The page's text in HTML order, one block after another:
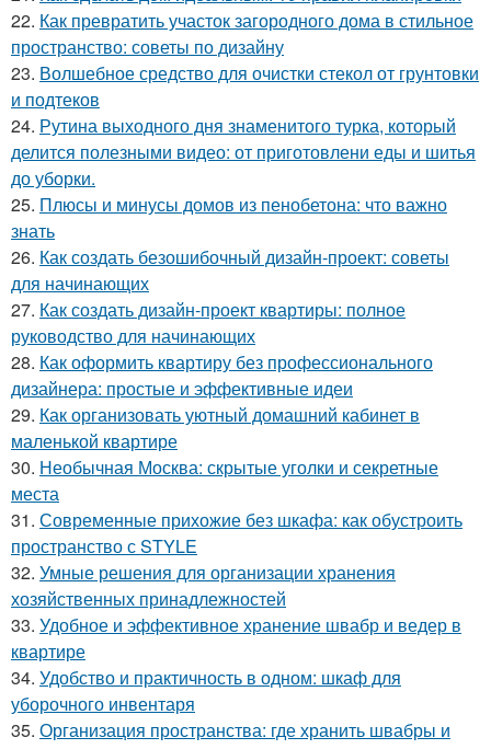
22. Как превратить участок загородного дома в стильное
пространство: советы по дизайну
23. Волшебное средство для очистки стекол от грунтовки
и подтеков
24. Рутина выходного дня знаменитого турка, который
делится полезными видео: от приготовлени еды и шитья
до уборки.
25. Плюсы и минусы домов из пенобетона: что важно
знать
26. Как создать безошибочный дизайн-проект: советы
для начинающих
27. Как создать дизайн-проект квартиры: полное
руководство для начинающих
28. Как оформить квартиру без профессионального
дизайнера: простые и эффективные идеи
29. Как организовать уютный домашний кабинет в
маленькой квартире
30. Необычная Москва: скрытые уголки и секретные
места
31. Современные прихожие без шкафа: как обустроить
пространство с STYLE
32. Умные решения для организации хранения
хозяйственных принадлежностей
33. Удобное и эффективное хранение швабр и ведер в
квартире
34. Удобство и практичность в одном: шкаф для
уборочного инвентаря
35. Организация пространства: где хранить швабры и